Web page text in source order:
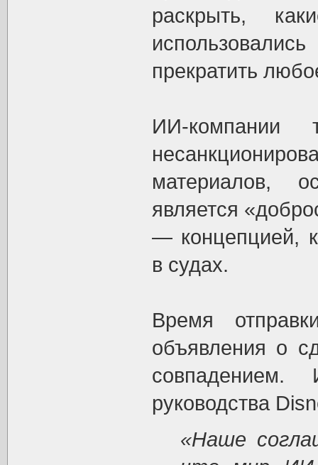
раскрыть,
прекратить
ИИ-компании
материалов,
является
— концепцией,
в судах.
Время
объявления о
совпадением.
руководства
«Наше